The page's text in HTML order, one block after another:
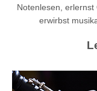
Notenlesen,
erwirbst